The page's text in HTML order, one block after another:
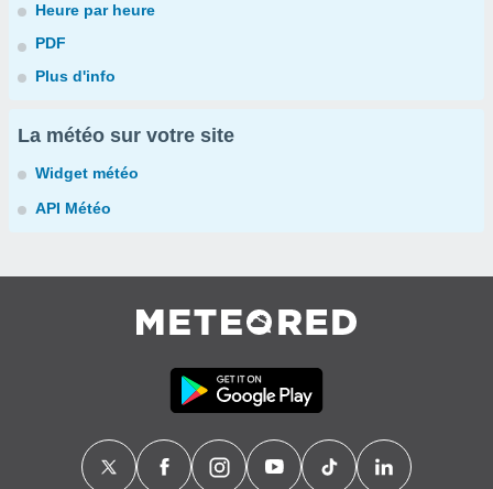
Heure par heure
PDF
Plus d'info
La météo sur votre site
Widget météo
API Météo